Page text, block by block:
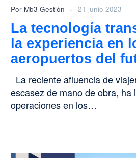
Por Mb3 Gestión - 21 junio 2023
La tecnología
la experiencia en
aeropuertos del
La reciente afluencia de
escasez de mano de obra, ha
operaciones en los…